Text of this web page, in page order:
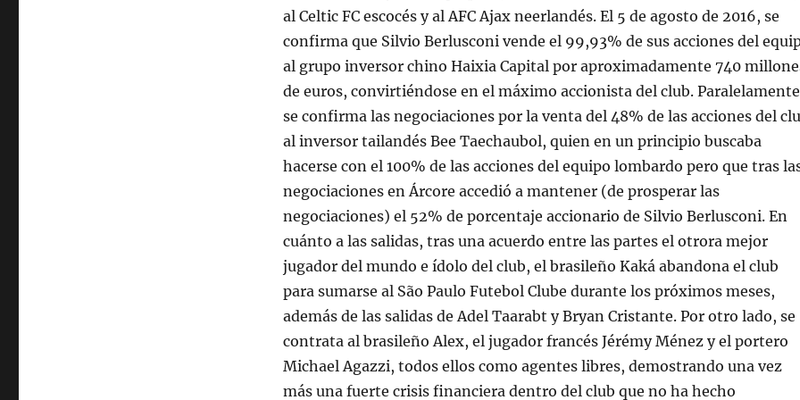
al Celtic FC escocés y al AFC Ajax neerlandés. El 5 de agosto de 2016, se
confirma que Silvio Berlusconi vende el 99,93% de sus acciones del
al grupo inversor chino Haixia Capital por aproximadamente 740
de euros, convirtiéndose en el máximo accionista del club.
se confirma las negociaciones por la venta del 48% de las acciones del
al inversor tailandés Bee Taechaubol, quien en un principio buscaba
hacerse con el 100% de las acciones del equipo lombardo pero que tras
negociaciones en Árcore accedió a mantener (de prosperar las
negociaciones) el 52% de porcentaje accionario de Silvio Berlusconi. En
cuánto a las salidas, tras una acuerdo entre las partes el otrora mejor
jugador del mundo e ídolo del club, el brasileño Kaká abandona el club
para sumarse al São Paulo Futebol Clube durante los próximos meses,
además de las salidas de Adel Taarabt y Bryan Cristante. Por otro lado, se
contrata al brasileño Alex, el jugador francés Jérémy Ménez y el portero
Michael Agazzi, todos ellos como agentes libres, demostrando una vez
más una fuerte crisis financiera dentro del club que no ha hecho